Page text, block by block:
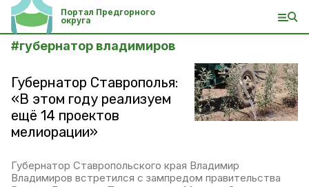
Портал Предгорного
округа
#губернатор владимиров
Губернатор Ставрополья:
«В этом году реализуем
ещё 14 проектов
мелиорации»
Губернатор Ставропольского края Владимир
Владимиров встретился с зампредом правительства